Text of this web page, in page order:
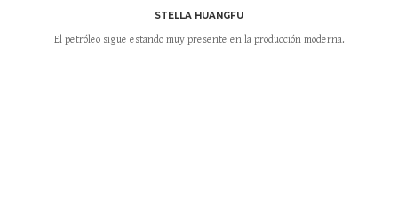
STELLA HUANGFU
El petróleo sigue estando muy presente en la producción moderna.